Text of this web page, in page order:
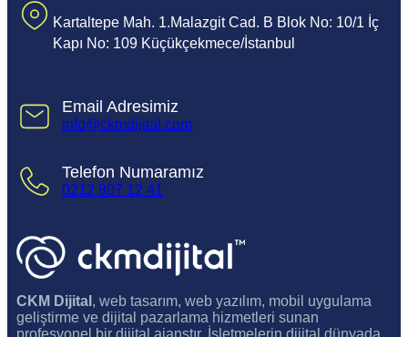
Kartaltepe Mah. 1.Malazgit Cad. B Blok No: 10/1 İç
Kapı No: 109 Küçükçekmece/İstanbul
Email Adresimiz
info@ckmdijital.com
Telefon Numaramız
0212 807 12 41
CKM Dijital , web tasarım, web yazılım, mobil uygulama
geliştirme ve dijital pazarlama hizmetleri sunan
profesyonel bir dijital ajanstır. İşletmelerin dijital dünyada